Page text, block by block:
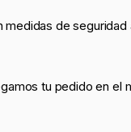
de seguridad
tu pedido en el